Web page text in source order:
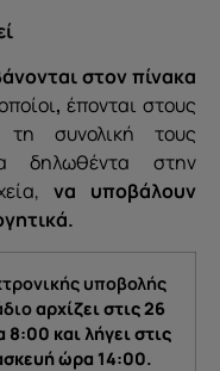
στονπίνακα
, έπονται στους
συνολική τους
δηλωθέντα στην
να υποβάλουν
υποβολής
αρχίζει στις 26
και λήγει στις
ώρα 14:00.